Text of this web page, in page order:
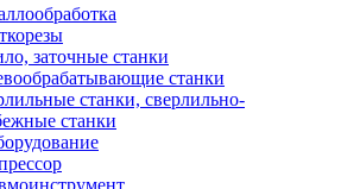
заточные станки
станки
станки, сверлильно-
станки